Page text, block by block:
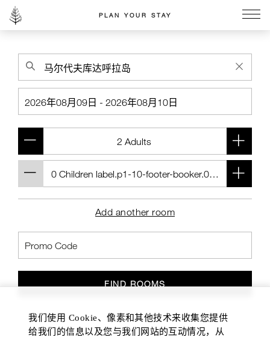
PLAN YOUR STAY
Add another room
FIND ROOMS
我们使用 Cookie、像素和其他技术来收集您提供
给我们的信息以及您与我们网站的互动情况，从